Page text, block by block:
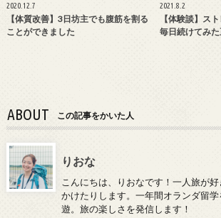
2020.12.7
【体質改善】3日坊主でも腹筋を割る
ことができました
2021.8.2
【体験談】ス
毎日続けてみた
ABOUT この記事をかいた人
りおな
こんにちは、りおなです！一人旅が
かけたりします。一年間オランダ留
遊。旅の楽しさを発信します！